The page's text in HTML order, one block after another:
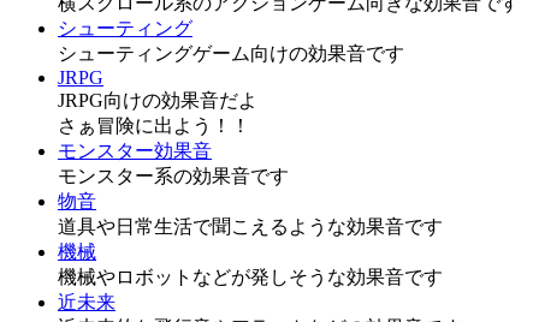
シューティング
シューティングゲーム向けの効果音です
JRPG
JRPG向けの効果音だよ
さぁ冒険に出よう！！
モンスター効果音
モンスター系の効果音です
物音
道具や日常生活で聞こえるような効果音です
機械
機械やロボットなどが発しそうな効果音です
近未来